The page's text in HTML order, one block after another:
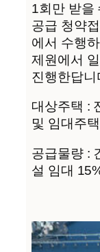
1회만 받을
공급 청약
에서 수행
제원에서
진행한답니
대상주택 :
및 임대주택
공급물량 :
설 임대